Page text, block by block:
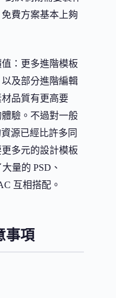
費方案基本上夠
：更多進階模板
及部分進階編輯
品質有更高要
驗。不過對一般
源已經比許多同
多元的設計模板
量的 PSD、
互相搭配。
事項